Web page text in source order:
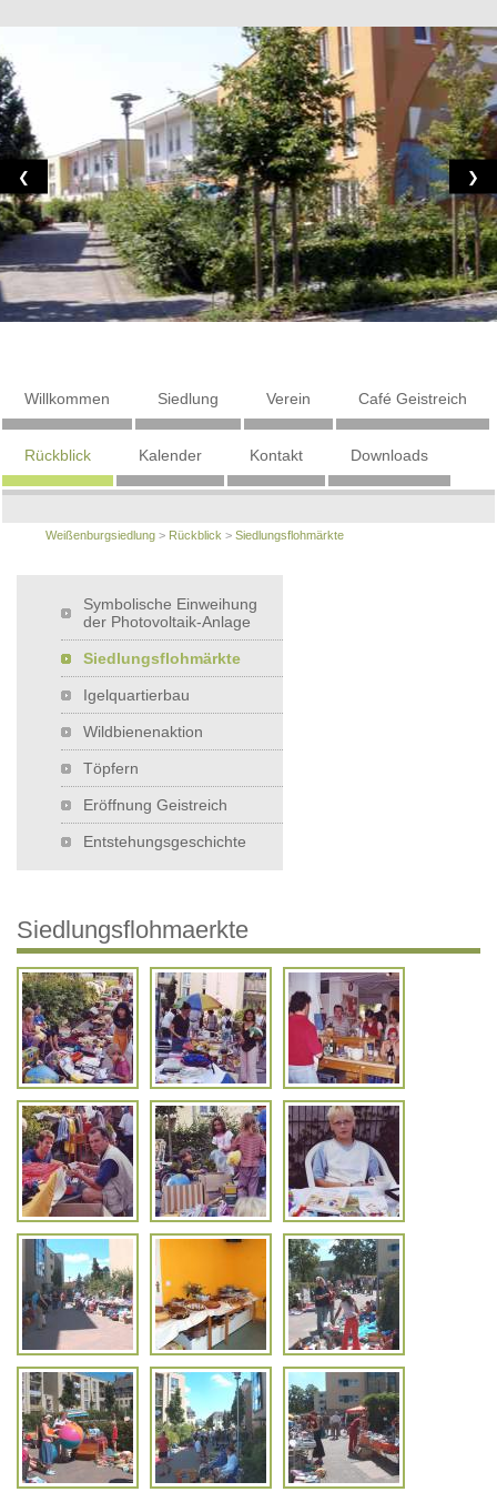
❮ ❯
Willkommen Siedlung Verein Café Geistreich
Rückblick Kalender Kontakt Downloads
Weißenburgsiedlung > Rückblick > Siedlungsflohmärkte
Symbolische Einweihung
der Photovoltaik-Anlage
Siedlungsflohmärkte
Igelquartierbau
Wildbienenaktion
Töpfern
Eröffnung Geistreich
Entstehungsgeschichte
Siedlungsflohmaerkte